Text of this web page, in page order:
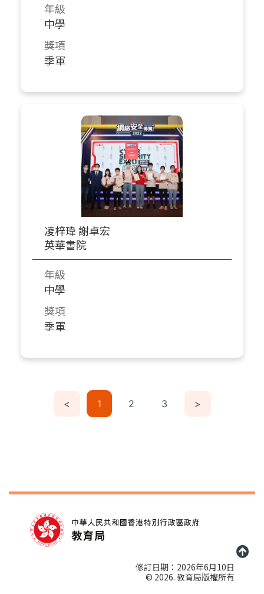
年級
中學
獎項
季軍
凌梓瑋 謝卓宏
英華書院
年級
中學
獎項
季軍
< 1 2 3 >
修訂日期：2026年6月10日
© 2026. 教育局版權所有